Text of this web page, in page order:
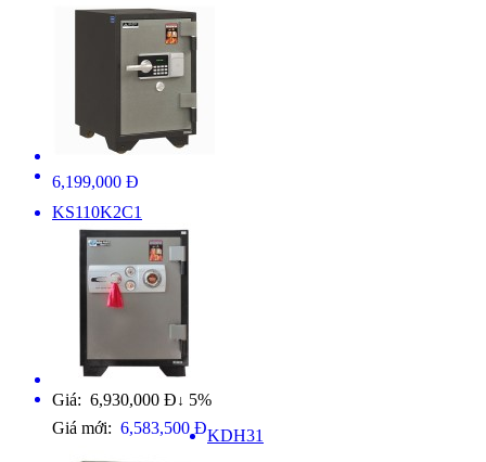
6,199,000 Đ
KS110K2C1
Giá: 6,930,000 Đ ↓ 5%
Giá mới: 6,583,500 ĐKDH31